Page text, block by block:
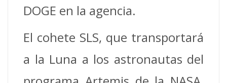
DOGE en la agencia.
El cohete SLS, que transportará
a la Luna a los astronautas del